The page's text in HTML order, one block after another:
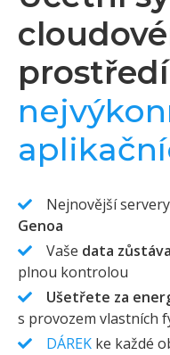
prostředí
Nejnovější
Genoa
Vaše data
plnou kontrolou
Ušetřete za
s provozem vlastních
DÁREK ke každé